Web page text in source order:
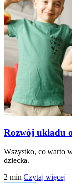
Rozwój układu
Wszystko, co warto
dziecka.
2 min Czytaj więcej